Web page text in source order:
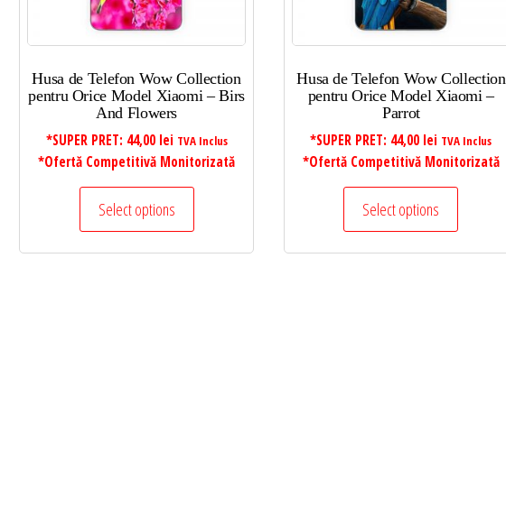
Husa de Telefon Wow Collection
pentru Orice Model Xiaomi – Birs
And Flowers
*SUPER PRET: 44,00 lei TVA Inclus
*Ofertă Competitivă Monitorizată
Select options
Husa de Telefon Wow Collection
pentru Orice Model Xiaomi –
Parrot
*SUPER PRET: 44,00 lei TVA Inclus
*Ofertă Competitivă Monitorizată
Select options